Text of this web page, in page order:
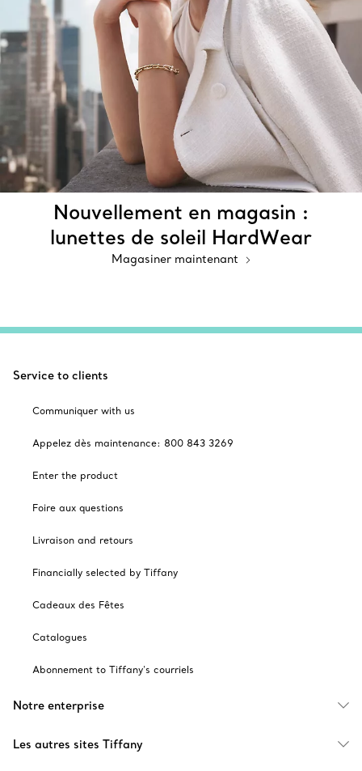
Nouvellement en magasin :
lunettes de soleil HardWear
Magasiner maintenant
Service to clients
Communiquer with us
Appelez dès maintenance: 800 843 3269
Enter the product
Foire aux questions
Livraison and retours
Financially selected by Tiffany
Cadeaux des Fêtes
Catalogues
Abonnement to Tiffany's courriels
Notre enterprise
Les autres sites Tiffany